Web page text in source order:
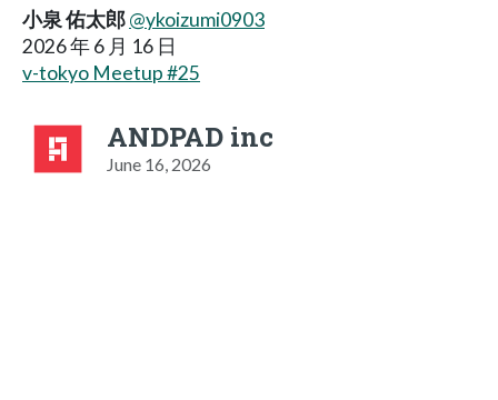
小泉 佑太郎@ykoizumi0903
2026 年 6 月 16 日
v-tokyo Meetup #25
ANDPAD inc
June 16, 2026